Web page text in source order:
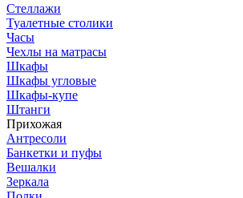
Стеллажи
Туалетные столики
Часы
Чехлы на матрасы
Шкафы
Шкафы угловые
Шкафы-купе
Штанги
Прихожая
Антресоли
Банкетки и пуфы
Вешалки
Зеркала